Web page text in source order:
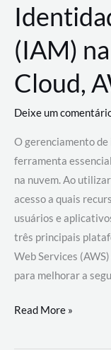
(IAM)
Cloud,
Deixe um
O gerenciamento de
ferramenta
na nuvem. Ao
acesso a quais
usuários e
três principais
Web Services
para melhorar a
Gerenciamento
Read More »